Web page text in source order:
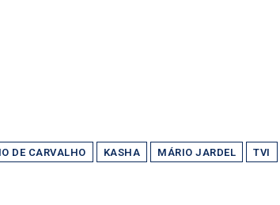
DE CARVALHO KASHA MÁRIO JARDEL TVI